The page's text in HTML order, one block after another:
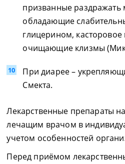
призванные
обладающие
глицерином,
очищающие клизмы
При диарее –
Смекта.
Лекарственные препараты
лечащим врачом в
учетом особенностей
Перед приёмом